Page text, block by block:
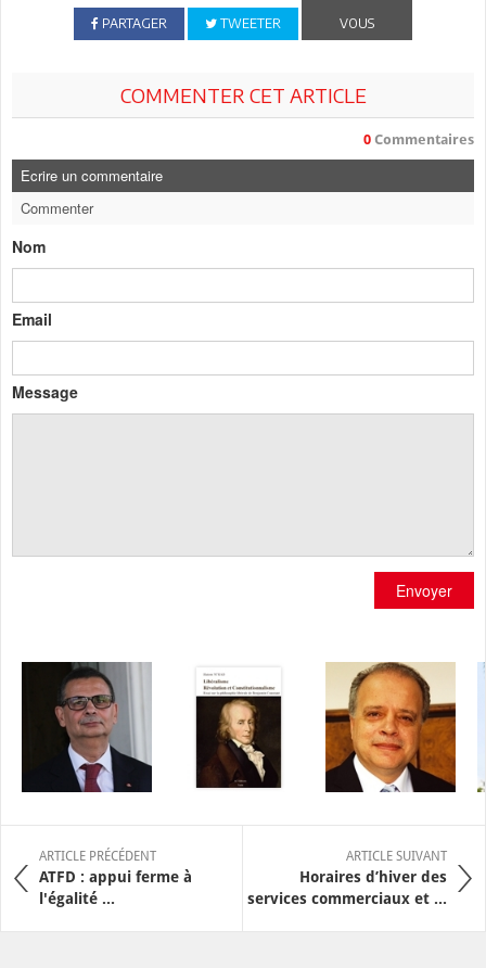
PARTAGER TWEETER
VOUS
COMMENTER CET ARTICLE
0 Commentaires
Ecrire un commentaire
Commenter
Nom
Email
Message
Envoyer
ARTICLE PRÉCÉDENT
ATFD : appui ferme à
l'égalité ...
ARTICLE SUIVANT
Horaires d’hiver des
services commerciaux et ...